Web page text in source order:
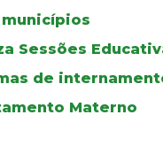
Sessões
de
Materno